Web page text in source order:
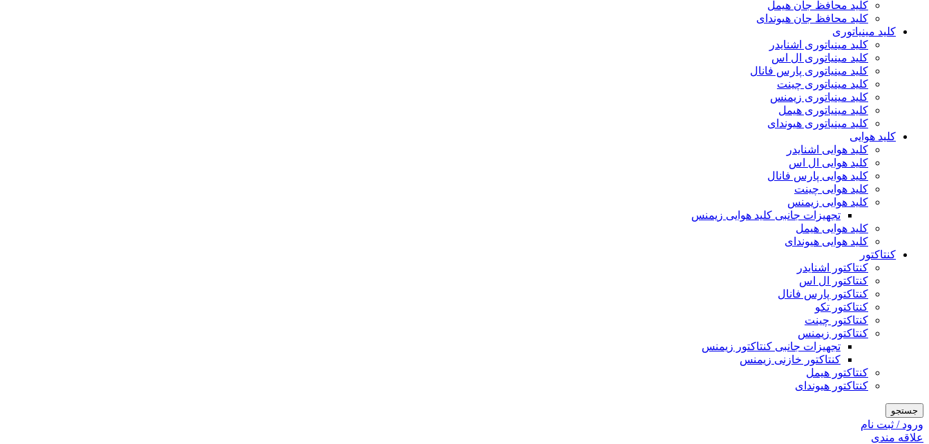
کلید محافظ جان هیمل
کلید محافظ جان هیوندای
کلید مینیاتوری
کلید مینیاتوری اشنایدر
کلید مینیاتوری ال اس
کلید مینیاتوری پارس فانال
کلید مینیاتوری چینت
کلید مینیاتوری زیمنس
کلید مینیاتوری هیمل
کلید مینیاتوری هیوندای
کلید هوایی
کلید هوایی اشنایدر
کلید هوایی ال اس
کلید هوایی پارس فانال
کلید هوایی چینت
کلید هوایی زیمنس
تجهیزات جانبی کلید هوایی زیمنس
کلید هوایی هیمل
کلید هوایی هیوندای
کنتاکتور
کنتاکتور اشنایدر
کنتاکتور ال اس
کنتاکتور پارس فانال
کنتاکتور تکو
کنتاکتور چینت
کنتاکتور زیمنس
تجهیزات جانبی کنتاکتور زیمنس
کنتاکتور خازنی زیمنس
کنتاکتور هیمل
کنتاکتور هیوندای
جستجو
ورود / ثبت نام
علاقه مندی